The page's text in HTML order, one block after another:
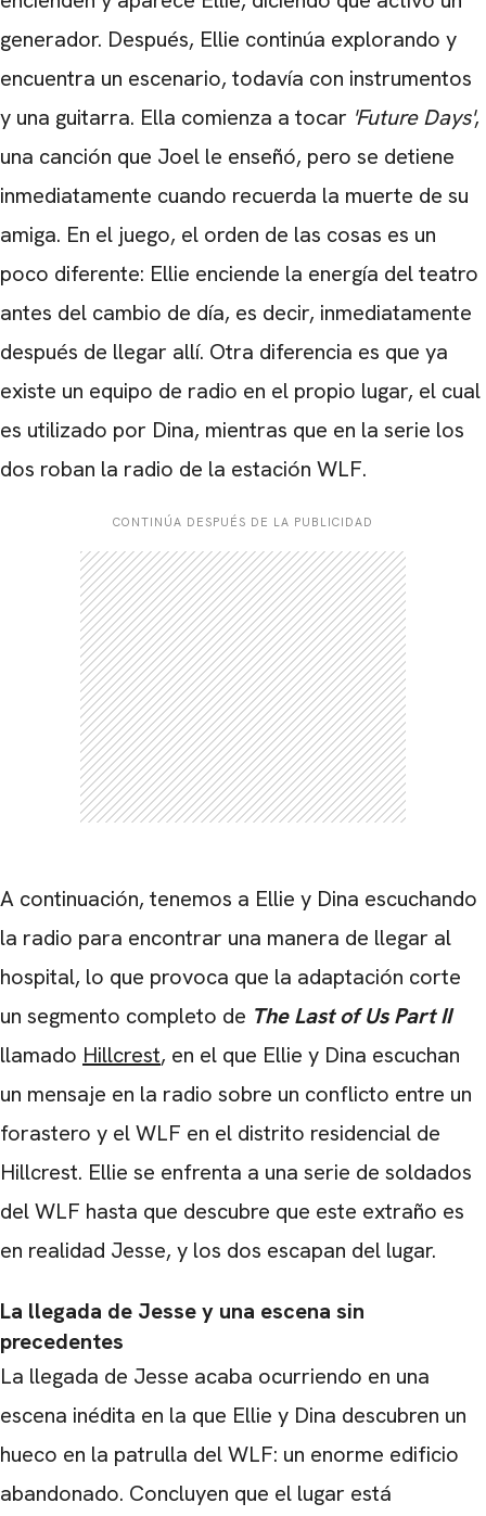
generador. Después, Ellie continúa explorando y
encuentra un escenario, todavía con instrumentos
y una guitarra. Ella comienza a tocar 'Future Days',
una canción que Joel le enseñó, pero se detiene
inmediatamente cuando recuerda la muerte de su
amiga. En el juego, el orden de las cosas es un
poco diferente: Ellie enciende la energía del teatro
antes del cambio de día, es decir, inmediatamente
después de llegar allí. Otra diferencia es que ya
existe un equipo de radio en el propio lugar, el cual
es utilizado por Dina, mientras que en la serie los
dos roban la radio de la estación WLF.
CONTINÚA DESPUÉS DE LA PUBLICIDAD
A continuación, tenemos a Ellie y Dina escuchando
la radio para encontrar una manera de llegar al
hospital, lo que provoca que la adaptación corte
un segmento completo de The Last of Us Part II
llamado Hillcrest, en el que Ellie y Dina escuchan
un mensaje en la radio sobre un conflicto entre un
forastero y el WLF en el distrito residencial de
Hillcrest. Ellie se enfrenta a una serie de soldados
del WLF hasta que descubre que este extraño es
en realidad Jesse, y los dos escapan del lugar.
La llegada de Jesse y una escena sin
precedentes
La llegada de Jesse acaba ocurriendo en una
escena inédita en la que Ellie y Dina descubren un
hueco en la patrulla del WLF: un enorme edificio
abandonado. Concluyen que el lugar está